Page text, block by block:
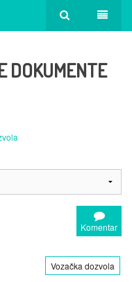
DOKUMENTE
Komentar
Vozačka dozvola